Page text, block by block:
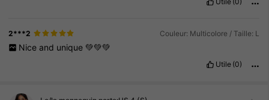
2***2 Couleur: Multicolore / Taille: L
Nice and unique 💚💚💚
Utile (0)